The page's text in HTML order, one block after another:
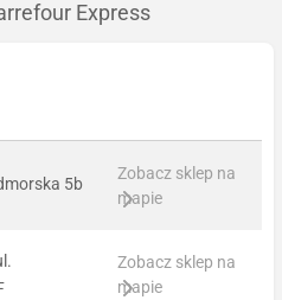
Express
5b
Zobacz sklep na
mapie
Zobacz sklep na
mapie